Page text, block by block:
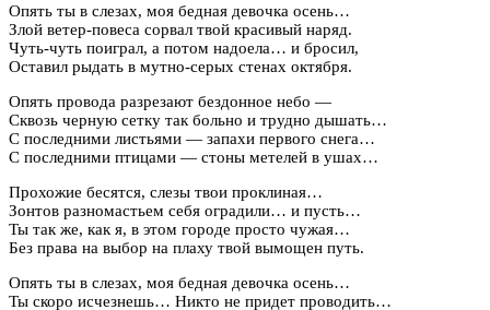
Опять ты в слезах, моя бедная девочка осень…
Злой ветер-повеса сорвал твой красивый наряд.
Чуть-чуть поиграл, а потом надоела… и бросил,
Оставил рыдать в мутно-серых стенах октября.
Опять провода разрезают бездонное небо —
Сквозь черную сетку так больно и трудно дышать…
С последними листьями — запахи первого снега…
С последними птицами — стоны метелей в ушах…
Прохожие бесятся, слезы твои проклиная…
Зонтов разномастьем себя оградили… и пусть…
Ты так же, как я, в этом городе просто чужая…
Без права на выбор на плаху твой вымощен путь.
Опять ты в слезах, моя бедная девочка осень…
Ты скоро исчезнешь… Никто не придет проводить…